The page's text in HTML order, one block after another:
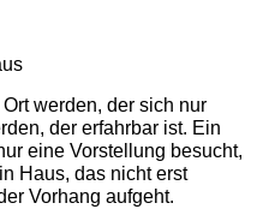
werden, der sich nur
der erfahrbar ist. Ein
eine Vorstellung besucht,
Haus, das nicht erst
Vorhang aufgeht.